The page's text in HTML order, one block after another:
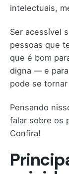
intelectuais,
Ser acessível
pessoas que
que é bom
digna — e
pode se
Pensando
falar sobre os
Confira!